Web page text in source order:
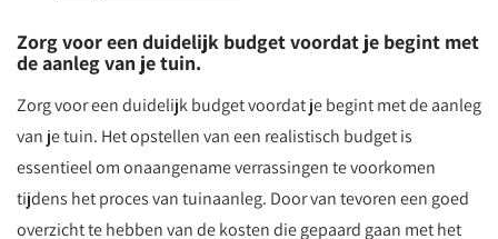
Zorg voor een duidelijk budget voordat je begint met
de aanleg van je tuin.
Zorg voor een duidelijk budget voordat je begint met de aanleg
van je tuin. Het opstellen van een realistisch budget is
essentieel om onaangename verrassingen te voorkomen
tijdens het proces van tuinaanleg. Door van tevoren een goed
overzicht te hebben van de kosten die gepaard gaan met het